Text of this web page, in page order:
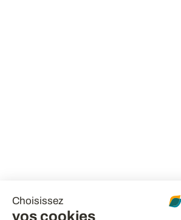
Choisissez
vos cookies